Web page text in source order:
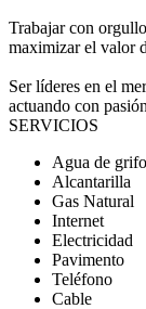
Trabajar con
maximizar el valor
Ser líderes en el
actuando con
SERVICIOS
Agua de grifo
Alcantarilla
Gas Natural
Internet
Electricidad
Pavimento
Teléfono
Cable